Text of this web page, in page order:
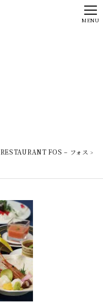
MENU
RESTAURANT FOS – フォス >